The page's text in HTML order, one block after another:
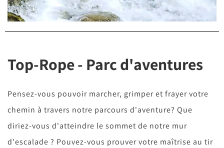
Top-Rope - Parc d'aventures
Pensez-vous pouvoir marcher, grimper et frayer votre
chemin à travers notre parcours d'aventure? Que
diriez-vous d'atteindre le sommet de notre mur
d'escalade ? Pouvez-vous prouver votre maîtrise au tir